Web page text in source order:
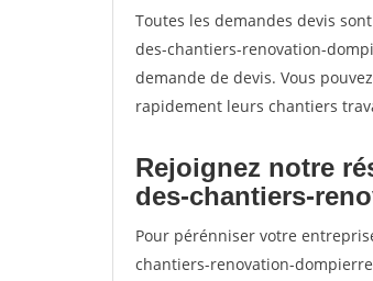
Toutes les demandes devis
des-chantiers-renovation-
demande de devis. Vous
rapidement leurs chantiers
Rejoignez notre
des-chantiers-
Pour pérénniser votre
chantiers-renovation-